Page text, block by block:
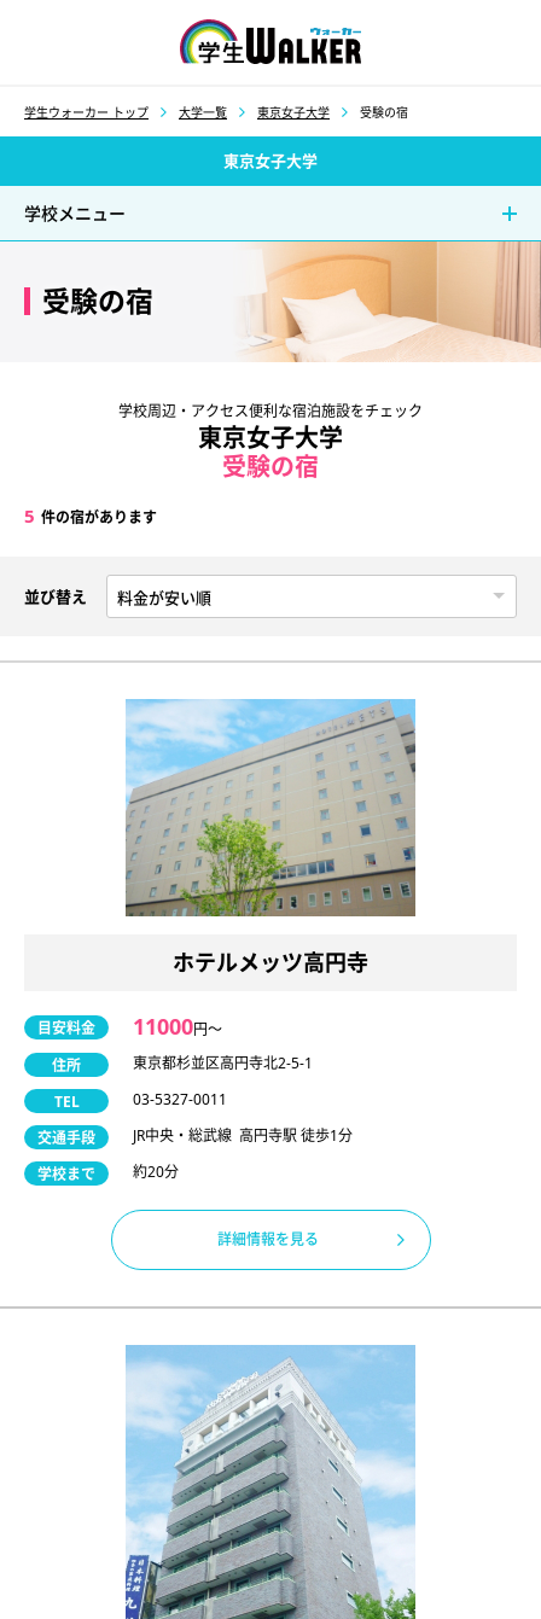
学生ウォーカー トップ 大学一覧 東京女子大学 受験の宿
東京女子大学
学校メニュー
受験の宿
学校周辺・アクセス便利な宿泊施設をチェック
東京女子大学
受験の宿
5 件の宿があります
並び替え
ホテルメッツ高円寺
目安料金 11000円〜
住所
東京都杉並区高円寺北2-5-1
TEL
03-5327-0011
交通手段
JR中央・総武線 高円寺駅 徒歩1分
学校まで
約20分
詳細情報を見る